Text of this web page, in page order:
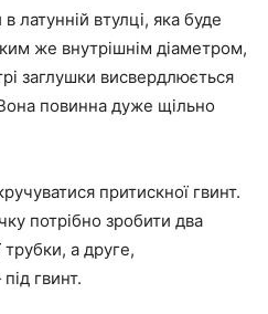
латунній втулці, яка буде
же внутрішнім діаметром,
заглушки висвердлюється
повинна дуже щільно
притискної гвинт.
потрібно зробити два
а друге,
гвинт.